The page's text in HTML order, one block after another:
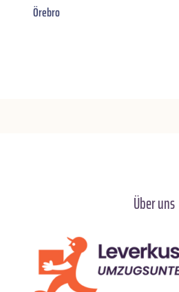
Örebro
Über uns